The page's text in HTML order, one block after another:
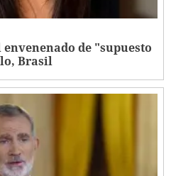
de "supuesto
Brasil